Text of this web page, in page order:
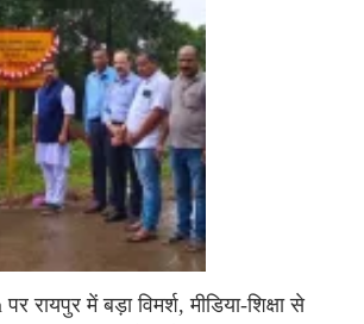
रायपुर में बड़ा विमर्श, मीडिया-शिक्षा से